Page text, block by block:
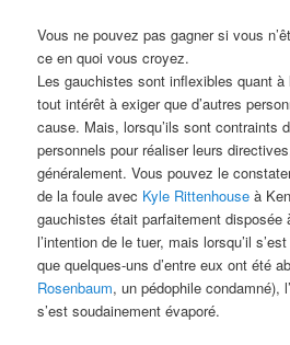
Vous ne pouvez pas gagner si vous
ce en quoi vous croyez.
Les gauchistes sont inflexibles quant
tout intérêt à exiger que d’autres
cause. Mais, lorsqu’ils sont contraints
personnels pour réaliser leurs
généralement. Vous pouvez le
de la foule avec Kyle Rittenhouse à
gauchistes était parfaitement disposée
l’intention de le tuer, mais lorsqu’il
que quelques-uns d’entre eux ont été
Rosenbaum, un pédophile condamné),
s’est soudainement évaporé.